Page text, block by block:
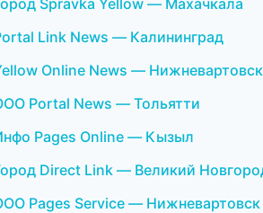
Spravka Yellow — Махачкала
Link News — Калининград
Online News — Нижневартовск
Portal News — Тольятти
Pages Online — Кызыл
Direct Link — Великий
Pages Service — Нижневартовск